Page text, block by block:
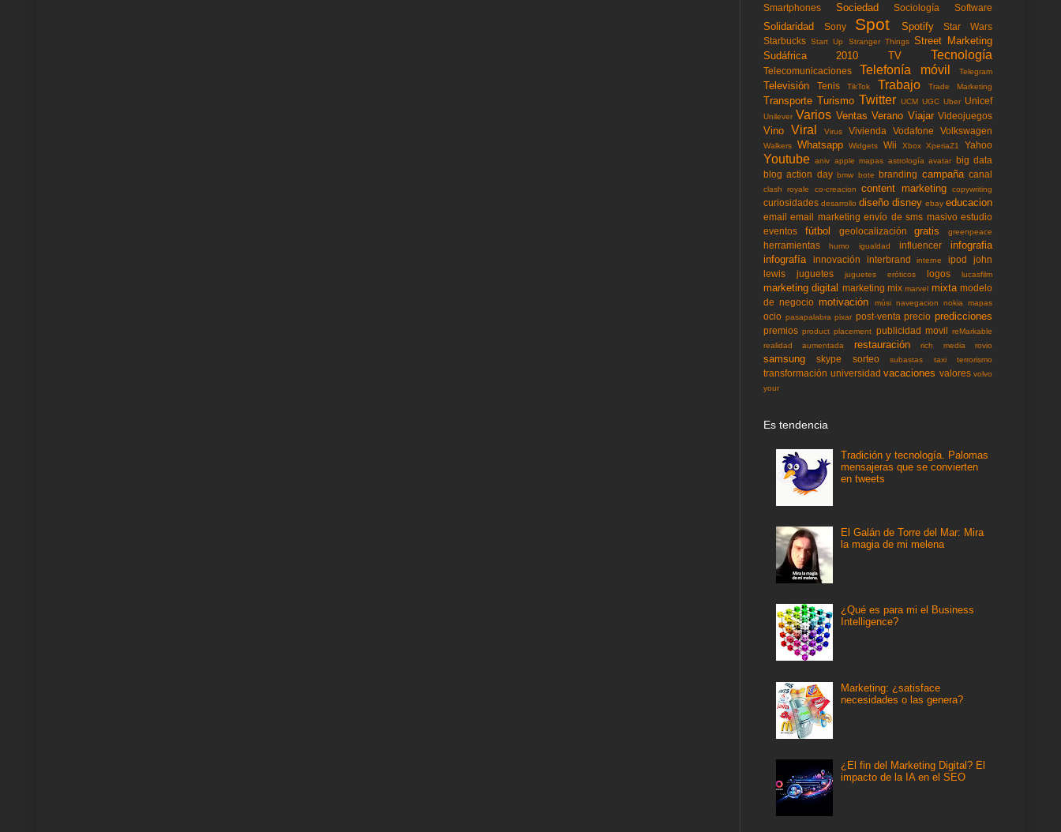
Smartphones Sociedad Sociología Software
Solidaridad Sony Spot Spotify
Star Wars
Starbucks Start Up Stranger Things Street Marketing
Sudáfrica 2010
TV Tecnología
Telecomunicaciones Telefonía móvil Telegram
Televisión Tenis TikTok Trabajo Trade Marketing
Transporte Turismo Twitter UCM UGC Uber Unicef
Unilever Varios Ventas Verano Viajar Videojuegos
Vino Viral Virus Vivienda Vodafone Volkswagen
Walkers Whatsapp Widgets Wii Xbox XperiaZ1 Yahoo
Youtube aniv apple mapas astrología avatar big data
blog action day bmw bote branding campaña canal
clash royale co-creacion content marketing copywriting
curiosidades desarrollo diseño disney ebay educacion
email email marketing envío de sms masivo estudio
eventos
fútbol geolocalización gratis greenpeace
herramientas humo igualdad influencer
infografia
infografía
innovación interbrand interne ipod
john
lewis
juguetes juguetes eróticos logos lucasfilm
marketing digital marketing mix marvel mixta modelo
de negocio motivación músi navegacion nokia mapas
ocio pasapalabra pixar post-venta precio predicciones
premios product placement publicidad movil reMarkable
realidad aumentada
restauración rich media rovio
samsung skype sorteo subastas taxi terrorismo
transformación universidad vacaciones valores volvo
your
Es tendencia
Tradición y tecnología. Palomas
mensajeras que se convierten
en tweets
El Galán de Torre del Mar: Mira
la magia de mi melena
¿Qué es para mi el Business
Intelligence?
Marketing: ¿satisface
necesidades o las genera?
¿El fin del Marketing Digital? El
impacto de la IA en el SEO